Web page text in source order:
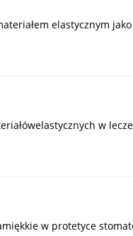
elastycznym
w
w protetyce